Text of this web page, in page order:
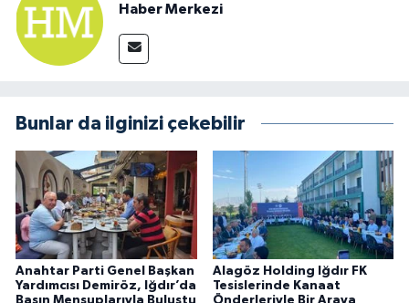
Haber Merkezi
Bunlar da ilginizi çekebilir
Anahtar Parti Genel Başkan
Yardımcısı Demiröz, Iğdır’da
Basın Mensuplarıyla Buluştu
Alagöz Holding Iğdır FK
Tesislerinde Kanaat
Önderleriyle Bir Araya